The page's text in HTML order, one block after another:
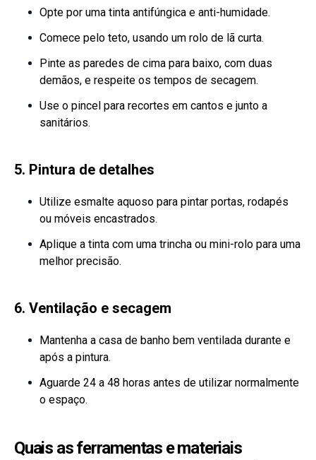
Opte por uma tinta antifúngica e anti-humidade.
Comece pelo teto, usando um rolo de lã curta.
Pinte as paredes de cima para baixo, com duas
demãos, e respeite os tempos de secagem.
Use o pincel para recortes em cantos e junto a
sanitários.
5. Pintura de detalhes
Utilize esmalte aquoso para pintar portas, rodapés
ou móveis encastrados.
Aplique a tinta com uma trincha ou mini-rolo para uma
melhor precisão.
6. Ventilação e secagem
Mantenha a casa de banho bem ventilada durante e
após a pintura.
Aguarde 24 a 48 horas antes de utilizar normalmente
o espaço.
Quais as ferramentas e materiais